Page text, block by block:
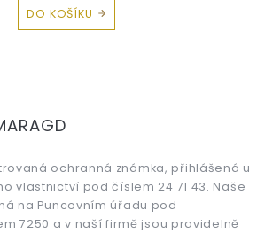
DO KOŠÍKU
ochranná známka, přihlášená u
vlastnictví pod číslem 24 71 43. Naše
na Puncovním úřadu pod
7250 a v naší firmě jsou pravidelně